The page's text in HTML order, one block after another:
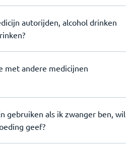
autorijden, alcohol drinken
met andere medicijnen
gebruiken als ik zwanger ben, wil
geef?